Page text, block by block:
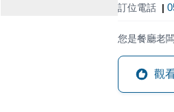
訂位電話 |
您是餐廳老
觀